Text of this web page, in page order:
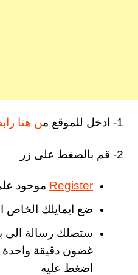
1- ادخل للموقع م ن هنا
2- قم بالضغط على زر
Register موجود
ضع ايمايلك الخاص
ستصلك رسالة الى
غضون دقيقة
اضغط عليه